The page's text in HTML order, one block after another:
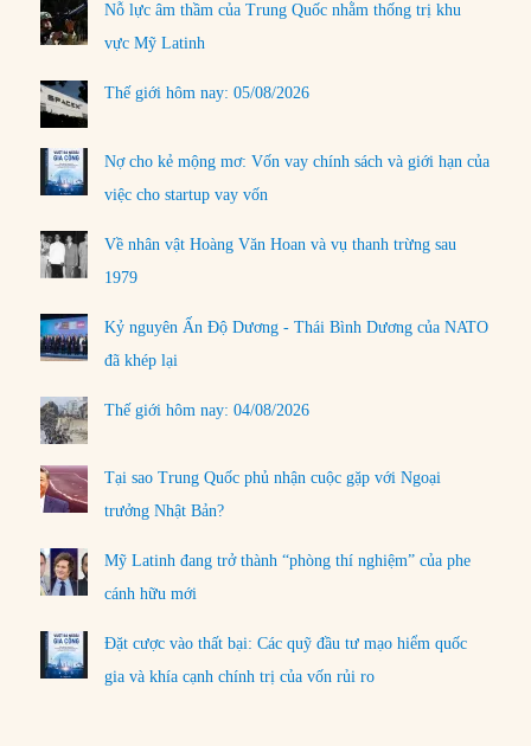
Nỗ lực âm thầm của Trung Quốc nhằm thống trị khu
vực Mỹ Latinh
Thế giới hôm nay: 05/08/2026
Nợ cho kẻ mộng mơ: Vốn vay chính sách và giới hạn của
việc cho startup vay vốn
Về nhân vật Hoàng Văn Hoan và vụ thanh trừng sau
1979
Kỷ nguyên Ấn Độ Dương - Thái Bình Dương của NATO
đã khép lại
Thế giới hôm nay: 04/08/2026
Tại sao Trung Quốc phủ nhận cuộc gặp với Ngoại
trưởng Nhật Bản?
Mỹ Latinh đang trở thành “phòng thí nghiệm” của phe
cánh hữu mới
Đặt cược vào thất bại: Các quỹ đầu tư mạo hiểm quốc
gia và khía cạnh chính trị của vốn rủi ro